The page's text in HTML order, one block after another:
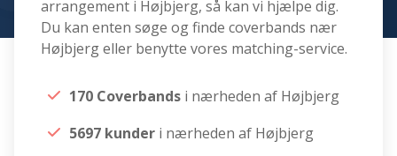
arrangement i Højbjerg, så kan vi hjælpe dig.
Du kan enten søge og finde coverbands nær
Højbjerg eller benytte vores matching-service.
170 Coverbands i nærheden af Højbjerg
5697 kunder i nærheden af Højbjerg